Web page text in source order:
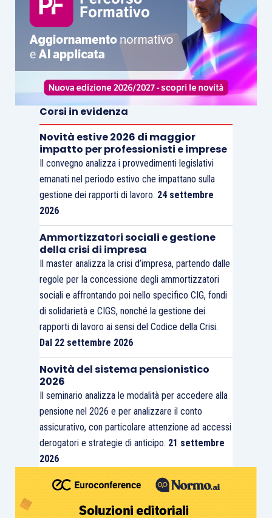
Corsi in evidenza
Novità estive 2026 di maggior
impatto per professionisti e imprese
Il convegno analizza i provvedimenti legislativi
emanati nel periodo estivo che impattano sulla
gestione dei rapporti di lavoro. 24 settembre
2026
Ammortizzatori sociali e gestione
della crisi di impresa
Il master analizza la crisi d’impresa, partendo dalle
regole per la concessione degli ammortizzatori
sociali e affrontando poi nello specifico CIG, fondi
di solidarietà e CIGS, nonché la gestione dei
rapporti di lavoro ai sensi del Codice della Crisi.
Dal 22 settembre 2026
Novità del sistema pensionistico
2026
Il seminario analizza le modalità per accedere alla
pensione nel 2026 e per analizzare il conto
assicurativo, con particolare attenzione ad accessi
derogatori e strategie di anticipo. 21 settembre
2026